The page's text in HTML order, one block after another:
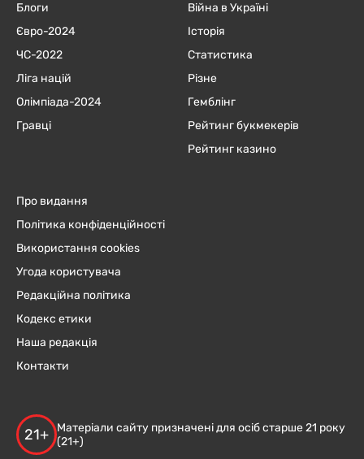
Блоги
Євро-2024
ЧC-2022
Ліга націй
Олімпіада-2024
Гравці
Війна в Україні
Історія
Статистика
Різне
Гемблінг
Рейтинг букмекерів
Рейтинг казино
Про видання
Політика конфіденційності
Використання cookies
Угода користувача
Редакційна політика
Кодекс етики
Наша редакція
Контакти
21+
Матеріали сайту призначені для осіб старше 21 року
(21+)